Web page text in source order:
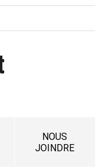
NOUS
JOINDRE